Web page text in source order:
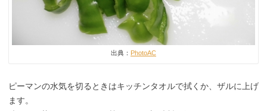
出典： PhotoAC
ピーマンの水気を切るときはキッチンタオルで拭くか、ザルに上げ
ます。